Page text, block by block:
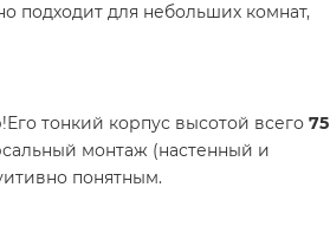
подходит для небольших комнат,
тонкий корпус высотой всего 75
монтаж (настенный и
понятным.​